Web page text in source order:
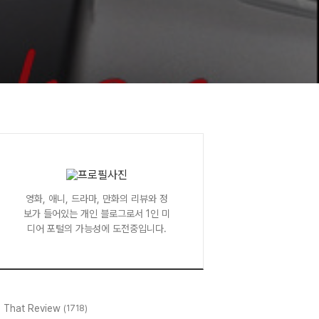
영화, 애니, 드라마, 만화의 리뷰와 정
보가 들어있는 개인 블로그로서 1인 미
디어 포털의 가능성에 도전중입니다.
That Review (1718)